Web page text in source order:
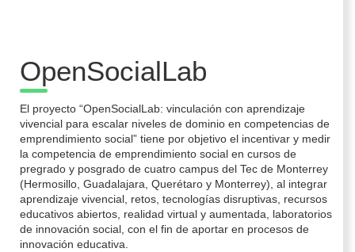
OpenSocialLab
El proyecto “OpenSocialLab: vinculación con aprendizaje
vivencial para escalar niveles de dominio en competencias de
emprendimiento social” tiene por objetivo el incentivar y medir
la competencia de emprendimiento social en cursos de
pregrado y posgrado de cuatro campus del Tec de Monterrey
(Hermosillo, Guadalajara, Querétaro y Monterrey), al integrar
aprendizaje vivencial, retos, tecnologías disruptivas, recursos
educativos abiertos, realidad virtual y aumentada, laboratorios
de innovación social, con el fin de aportar en procesos de
innovación educativa.